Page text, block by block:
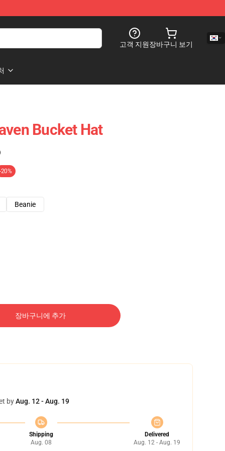
고객 지원장바구니 보기
Bucket Hat
-20%
Beanie
장바구니에 추가
byAug. 12 - Aug. 19
Shipping
Aug. 08
Delivered
Aug. 12 - Aug. 19